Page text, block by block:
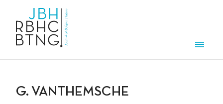
G. VANTHEMSCHE